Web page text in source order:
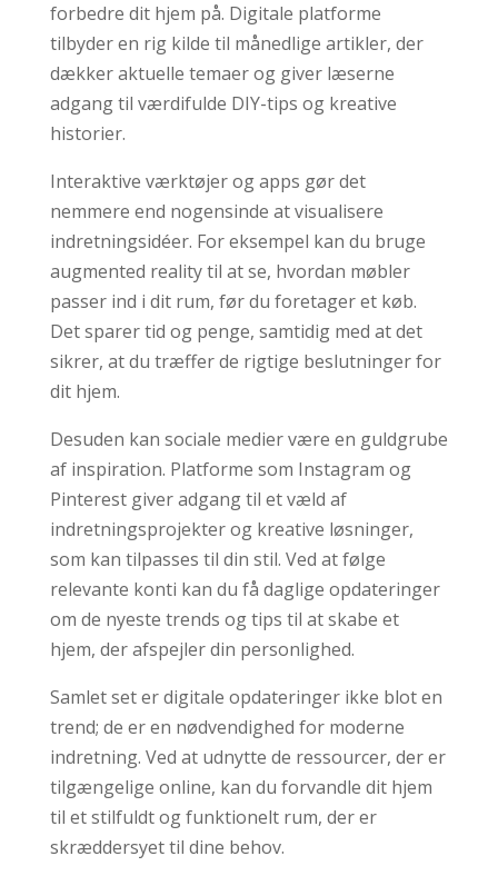
forbedre dit hjem på. Digitale platforme
tilbyder en rig kilde til månedlige artikler, der
dækker aktuelle temaer og giver læserne
adgang til værdifulde DIY-tips og kreative
historier.
Interaktive værktøjer og apps gør det
nemmere end nogensinde at visualisere
indretningsidéer. For eksempel kan du bruge
augmented reality til at se, hvordan møbler
passer ind i dit rum, før du foretager et køb.
Det sparer tid og penge, samtidig med at det
sikrer, at du træffer de rigtige beslutninger for
dit hjem.
Desuden kan sociale medier være en guldgrube
af inspiration. Platforme som Instagram og
Pinterest giver adgang til et væld af
indretningsprojekter og kreative løsninger,
som kan tilpasses til din stil. Ved at følge
relevante konti kan du få daglige opdateringer
om de nyeste trends og tips til at skabe et
hjem, der afspejler din personlighed.
Samlet set er digitale opdateringer ikke blot en
trend; de er en nødvendighed for moderne
indretning. Ved at udnytte de ressourcer, der er
tilgængelige online, kan du forvandle dit hjem
til et stilfuldt og funktionelt rum, der er
skræddersyet til dine behov.